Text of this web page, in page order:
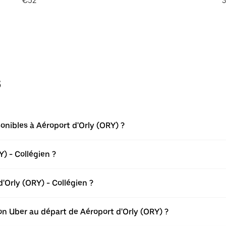
à Aéroport d'Orly (ORY) ?
- Collégien ?
(ORY) - Collégien ?
Uber au départ de Aéroport d'Orly (ORY) ?